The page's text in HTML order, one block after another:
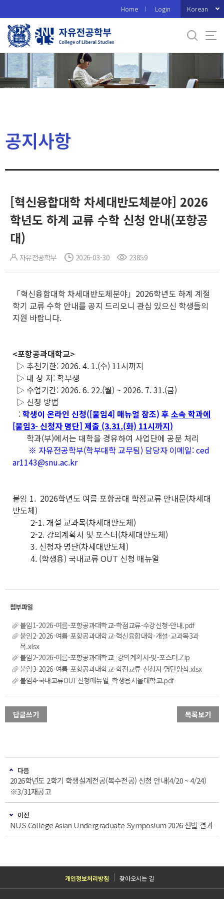
로
메
Home Login Korean
공지사항
[혁신융합대학 차세대반도체분야] 2026
학년도 하계 교류 수학 신청 안내(포항공
대)
자유전공학부 2026-03-30 23859
「혁신융합대학 차세대반도체분야」2026학년도 하계 계절
학기 교류 수학 안내를 공지 드리오니 관심 있으신 학생들의
지원 바랍니다.
<포항공과대학교>
▷ 추천기한: 2026. 4. 1.(수) 11시까지
▷ 대 상 자: 학부생
▷ 수업기간: 2026. 6. 22.(월) ~ 2026. 7. 31.(금)
▷ 신청 방법
:학생이 온라인 신청([붙임4] 매뉴얼 참조) 후 소속 학과에
[붙임3- 신청자 명단] 제출 (3.31.(화) 11시까지)
학과(부)에서는 대학을 경유하여 사업단에 공문 처리
※ 자유전공학부(학부대학 교무팀) 담당자 이메일: ced
ar1143@snu.ac.kr
붙임 1. 2026학년도 여름 포항공대 학점교류 안내문(차세대
반도체)
2-1. 개설 교과목(차세대반도체)
2-2. 강의계획서 및 포스터(차세대반도체)
3. 신청자 명단(차세대반도체)
4. (학생용) 국내교류 OUT 신청 매뉴얼
붙임1-2026-여름-포항공과대학교-학점교류-수강신청-안내.pdf
붙임2-2026-여름-포항공과대학교-혁신융합대학-개설-교과목3과
목.xlsx
붙임2-2026-여름-포항공과대학교_강의계획서-및-포스터.Zip
붙임3-2026-여름-포항공과대학교-학점교류-신청자-명단양식.xlsx
붙임4-국내교류OUT신청매뉴얼_학생용서울대학교.pdf
답글쓰기 목록보기
다음
2026학년도 2학기 학생설계전공(복수전공) 신청 안내(4/20 ~ 4/24)
※3/31재공고
이전
NUS College Asian Undergraduate Symposium 2026 선발 결과
개인정보처리방침 찾아오시는 길